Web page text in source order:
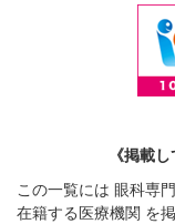
《掲載
この一覧には 眼科専
在籍する医療機関 を